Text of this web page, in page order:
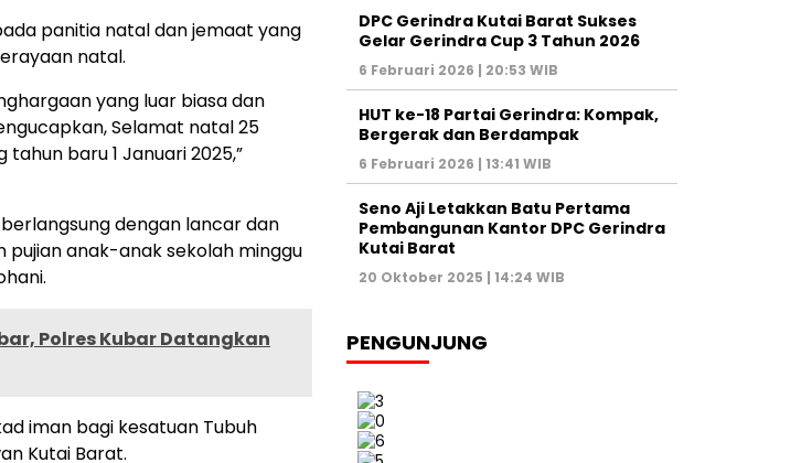
panitia natal dan jemaat yang
natal.
yang luar biasa dan
Selamat natal 25
baru 1 Januari 2025,”
dengan lancar dan
anak-anak sekolah minggu
Polres Kubar Datangkan
iman bagi kesatuan Tubuh
Kutai Barat.
DPC Gerindra Kutai Barat Sukses
Gelar Gerindra Cup 3 Tahun 2026
6 Februari 2026 | 20:53 WIB
HUT ke-18 Partai Gerindra: Kompak,
Bergerak dan Berdampak
6 Februari 2026 | 13:41 WIB
Seno Aji Letakkan Batu Pertama
Pembangunan Kantor DPC Gerindra
Kutai Barat
20 Oktober 2025 | 14:24 WIB
PENGUNJUNG